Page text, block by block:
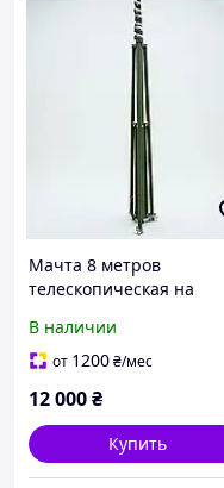
Мачта 8 метров
телескопическая на
комплектація
В наличии
от 1200₴/мес
12 000₴
Купить